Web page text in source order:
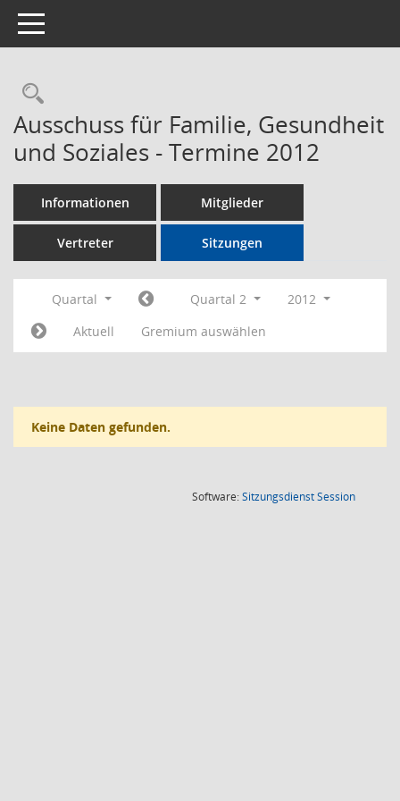
Toggle navigation
Rechercheauswahl
Ausschuss für Familie, Gesundheit
und Soziales - Termine 2012
Informationen Mitglieder
Vertreter Sitzungen
Quartal Quartal 2
2012
Aktuell
Gremium auswählen
Keine Daten gefunden.
Software:SitzungsdienstSession(Wird in